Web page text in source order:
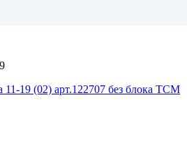
19 (02) арт.122707 без блока TCM